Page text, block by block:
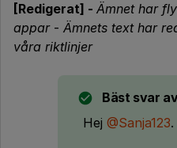
[Redigerat] - Ämnet har
appar- Ämnets text har
våra riktlinjer
Bäst svar av
Hej @Sanja123.